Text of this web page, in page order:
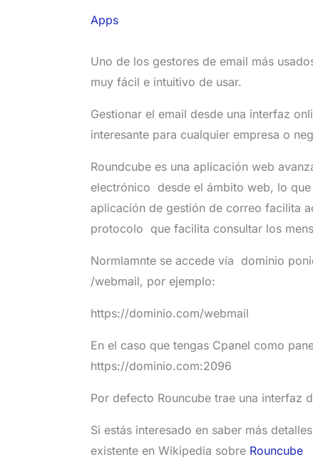
Apps
Uno de los gestores de email más
muy fácil e intuitivo de usar.
Gestionar el email desde una interfaz
interesante para cualquier empresa o
Roundcube es una aplicación web
electrónico desde el ámbito web, lo
aplicación de gestión de correo facilita
protocolo que facilita consultar los
Normlamnte se accede vía dominio
/webmail, por ejemplo:
https://dominio.com/webmail
En el caso que tengas Cpanel como
https://dominio.com:2096
Por defecto Rouncube trae una interfaz
Si estás interesado en saber más
existente en Wikipedia sobre Rouncube